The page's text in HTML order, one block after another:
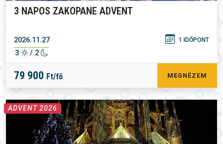
3 NAPOS ZAKOPANE ADVENT
2026.11.27 1 IDŐPONT
3 / 2
79 900 Ft/fő MEGNÉZEM
ADVENT 2026